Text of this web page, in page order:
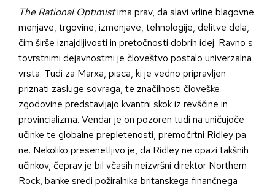
The Rational Optimistima prav, da slavi vrline blagovne
menjave, trgovine, izmenjave, tehnologije, delitve dela,
čim širše iznajdljivosti in pretočnosti dobrih idej. Ravno s
tovrstnimi dejavnostmi je človeštvo postalo univerzalna
vrsta. Tudi za Marxa, pisca, ki je vedno pripravljen
priznati zasluge sovraga, te značilnosti človeške
zgodovine predstavljajo kvantni skok iz revščine in
provincializma. Vendar je on pozoren tudi na uničujoče
učinke te globalne prepletenosti, premočrtni Ridley pa
ne. Nekoliko presenetljivo je, da Ridley ne opazi takšnih
učinkov, čeprav je bil včasih neizvršni direktor Northern
Rock, banke sredi požiralnika britanskega finančnega